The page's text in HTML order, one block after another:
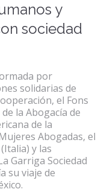
y
sociedad
por
solidarias de
el Fons
la Abogacía de
de la
Abogadas, el
y las
Garriga Sociedad
su viaje de